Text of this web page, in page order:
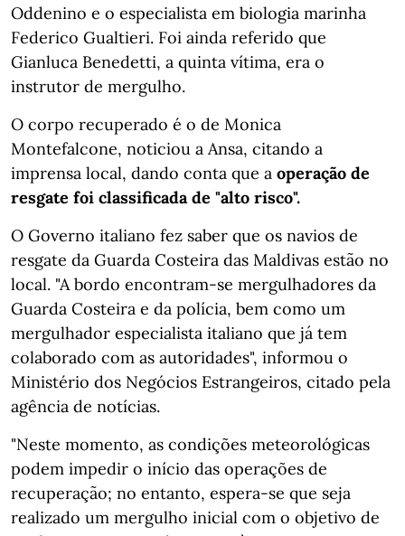
Oddenino e o especialista em biologia marinha
Federico Gualtieri. Foi ainda referido que
Gianluca Benedetti, a quinta vítima, era o
instrutor de mergulho.
O corpo recuperado é o de Monica
Montefalcone, noticiou a Ansa, citando a
imprensa local, dando conta que a operação de
resgate foi classificada de "alto risco".
O Governo italiano fez saber que os navios de
resgate da Guarda Costeira das Maldivas estão no
local. "A bordo encontram-se mergulhadores da
Guarda Costeira e da polícia, bem como um
mergulhador especialista italiano que já tem
colaborado com as autoridades", informou o
Ministério dos Negócios Estrangeiros, citado pela
agência de notícias.
"Neste momento, as condições meteorológicas
podem impedir o início das operações de
recuperação; no entanto, espera-se que seja
realizado um mergulho inicial com o objetivo de